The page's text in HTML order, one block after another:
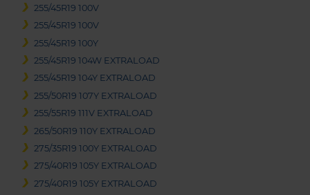
255/45R19 100V
255/45R19 100V
255/45R19 100Y
255/45R19 104W EXTRALOAD
255/45R19 104Y EXTRALOAD
255/50R19 107Y EXTRALOAD
255/55R19 111V EXTRALOAD
265/50R19 110Y EXTRALOAD
275/35R19 100Y EXTRALOAD
275/40R19 105Y EXTRALOAD
275/40R19 105Y EXTRALOAD